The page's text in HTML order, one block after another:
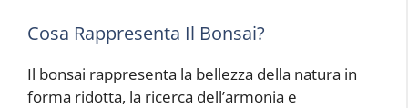
Cosa Rappresenta Il Bonsai?
Il bonsai rappresenta la bellezza della natura in
forma ridotta, la ricerca dell’armonia e